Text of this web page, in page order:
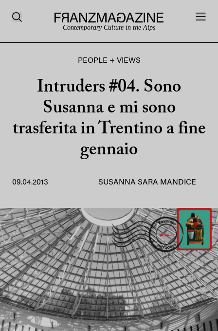
Contemporary Culture in the Alps
PEOPLE + VIEWS
Intruders #04. Sono
Susanna e mi sono
trasferita in Trentino a fine
gennaio
09.04.2013 SUSANNA SARA MANDICE